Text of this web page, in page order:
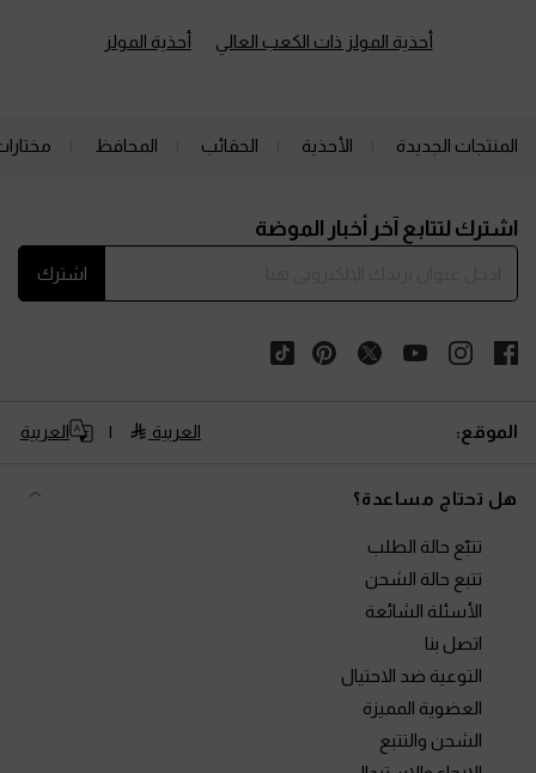
أحذية المولز ذات الكعب العالي أحذية المولز
المنتجات الجديدة الأحذية الحقائب المحافظ
اشترك لتتابع آخر أخبار الموضة
اشترك
الموقع: العربية العربية
هل تحتاج مساعدة؟
تتبّع حالة الطلب
تتبع حالة الشحن
الأسئلة الشائعة
اتصل بنا
التوعية ضد الاحتيال
العضوية المميزة
الشحن والتتبع